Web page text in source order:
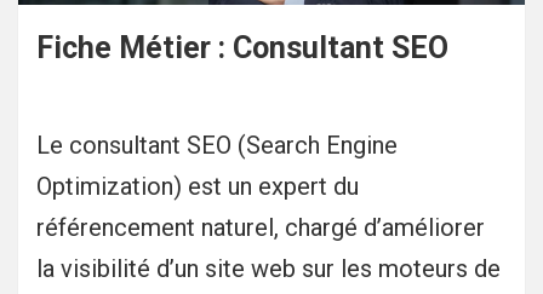
Fiche Métier : Consultant SEO
Le consultant SEO (Search Engine
Optimization) est un expert du
référencement naturel, chargé d’améliorer
la visibilité d’un site web sur les moteurs de